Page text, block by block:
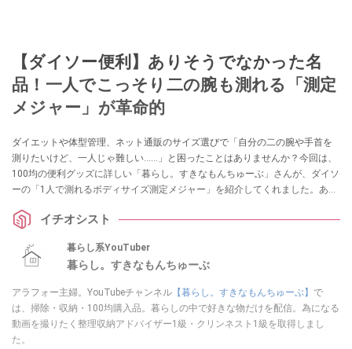
【ダイソー便利】ありそうでなかった名
品！一人でこっそり二の腕も測れる「測定
メジャー」が革命的
ダイエットや体型管理、ネット通販のサイズ選びで「自分の二の腕や手首を
測りたいけど、一人じゃ難しい……」と困ったことはありませんか？今回は、
100均の便利グッズに詳しい「暮らし。すきなもんちゅーぶ」さんが、ダイソ
ーの「1人で測れるボディサイズ測定メジャー」を紹介してくれました。あり
家に一台レベルの重宝アイテムです！
イチオシスト
暮らし系YouTuber
暮らし。すきなもんちゅーぶ
アラフォー主婦。YouTubeチャンネル 【暮らし。すきなもんちゅーぶ】 で
は、掃除・収納・100均購入品。暮らしの中で好きな物だけを配信。為になる
動画を撮りたく整理収納アドバイザー1級・クリンネスト1級を取得しまし
た。